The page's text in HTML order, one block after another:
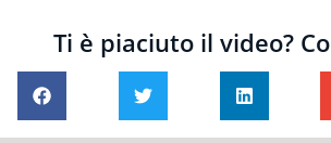
Ti è piaciuto il video?